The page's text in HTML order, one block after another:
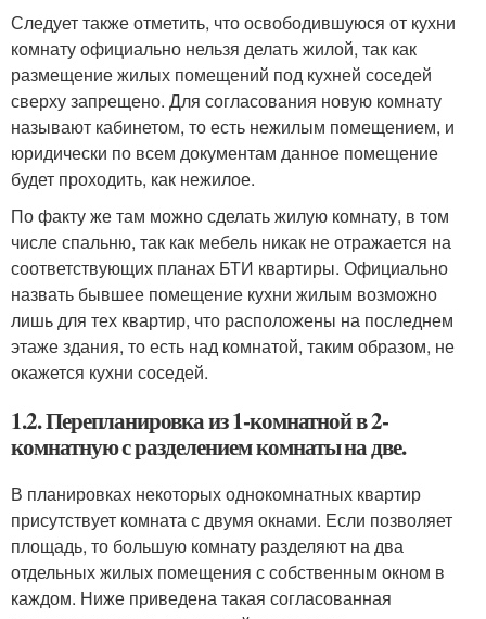
Следует также отметить, что освободившуюся от кухни
комнату официально нельзя делать жилой, так как
размещение жилых помещений под кухней соседей
сверху запрещено. Для согласования новую комнату
называют кабинетом, то есть нежилым помещением, и
юридически по всем документам данное помещение
будет проходить, как нежилое.
По факту же там можно сделать жилую комнату, в том
числе спальню, так как мебель никак не отражается на
соответствующих планах БТИ квартиры. Официально
назвать бывшее помещение кухни жилым возможно
лишь для тех квартир, что расположены на последнем
этаже здания, то есть над комнатой, таким образом, не
окажется кухни соседей.
1.2. Перепланировка из 1-комнатной в 2-
комнатную с разделением комнаты на две.
В планировках некоторых однокомнатных квартир
присутствует комната с двумя окнами. Если позволяет
площадь, то большую комнату разделяют на два
отдельных жилых помещения с собственным окном в
каждом. Ниже приведена такая согласованная